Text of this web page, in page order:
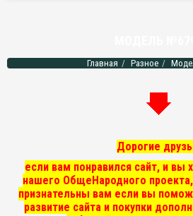
Главная Разное
Дорогие
если вам понравился сайт, и вы
нашего ОбщеНародного
признательны вам если вы
развитие сайта и покупки